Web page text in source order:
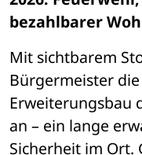
bezahlbarer
Mit sichtbarem
Bürgermeister
Erweiterungsbau
an – ein lange
Sicherheit im Ort.